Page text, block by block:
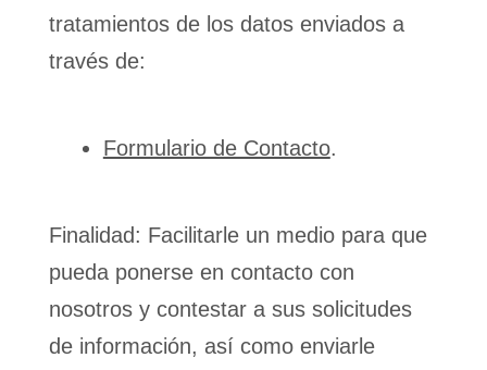
tratamientos de los datos enviados a
través de:
Formulario de Contacto.
Finalidad: Facilitarle un medio para que
pueda ponerse en contacto con
nosotros y contestar a sus solicitudes
de información, así como enviarle